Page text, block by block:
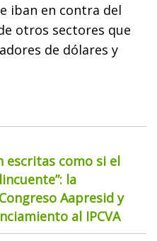
iban en contra del
otros sectores que
de dólares y
escritas como si el
la
Aapresid y
al IPCVA